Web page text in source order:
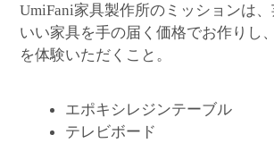
UmiFani家具製作所のミッションは
いい家具を手の届く価格でお作りし
を体験いただくこと。
エポキシレジンテーブル
テレビボード